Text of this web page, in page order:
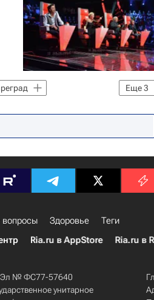
Еще3
вопросы Здоровье
Теги
Ria.ru в AppStore Ria.ru в
Эл № ФС77-57640
унитарное